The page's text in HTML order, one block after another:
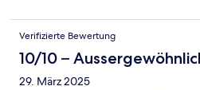
Verifizierte Bewertung
10/10 –
29. März 2025